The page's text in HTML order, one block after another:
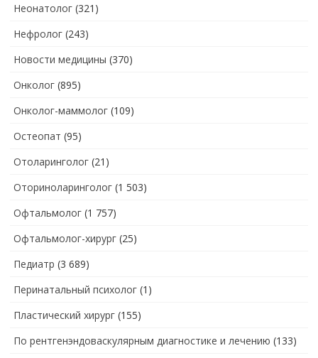
Неонатолог (321)
Нефролог (243)
Новости медицины (370)
Онколог (895)
Онколог-маммолог (109)
Остеопат (95)
Отоларинголог (21)
Оториноларинголог (1 503)
Офтальмолог (1 757)
Офтальмолог-хирург (25)
Педиатр (3 689)
Перинатальный психолог (1)
Пластический хирург (155)
По рентгенэндоваскулярным диагностике и лечению (133)